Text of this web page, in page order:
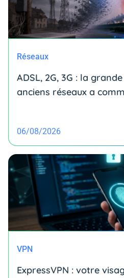
Réseaux
ADSL, 2G, 3G : la
anciens réseaux a
06/08/2026
VPN
ExpressVPN : votre